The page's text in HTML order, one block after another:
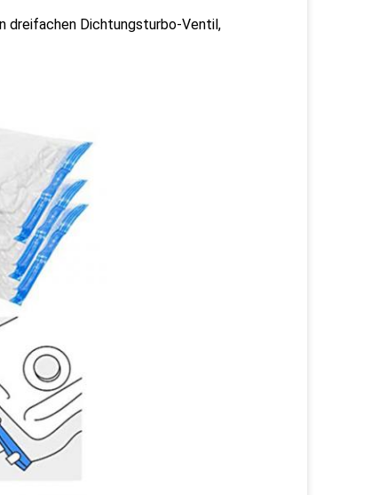
dreifachen Dichtungsturbo-Ventil,